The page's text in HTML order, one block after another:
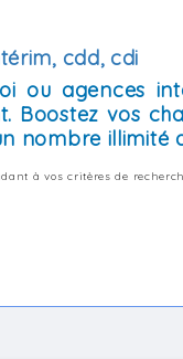
cdd, cdi
ou agences
Boostez vos
nombre illimité
à vos critères de